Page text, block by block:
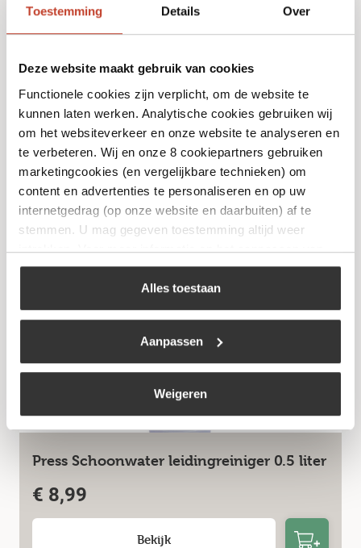
Toestemming Details Over
Deze website maakt gebruik van cookies
Functionele cookies zijn verplicht, om de website te
kunnen laten werken. Analytische cookies gebruiken wij
om het websiteverkeer en onze website te analyseren en
te verbeteren. Wij en onze 8 cookiepartners gebruiken
marketingcookies (en vergelijkbare technieken) om
content en advertenties te personaliseren en op uw
internetgedrag (op onze website en daarbuiten) af te
stemmen. U mag gegeven toestemming altijd weer
intrekken. Voor meer informatie en het aanpassen van
uw keuze op onze website verwijzen wij u naar ons
Alles toestaan
Aanpassen
Weigeren
Zwarte Streep Verwijderaar
€9,99
Bekijk
Press Schoonwater leidingreiniger 0.5 liter
€ 8,99
Bekijk